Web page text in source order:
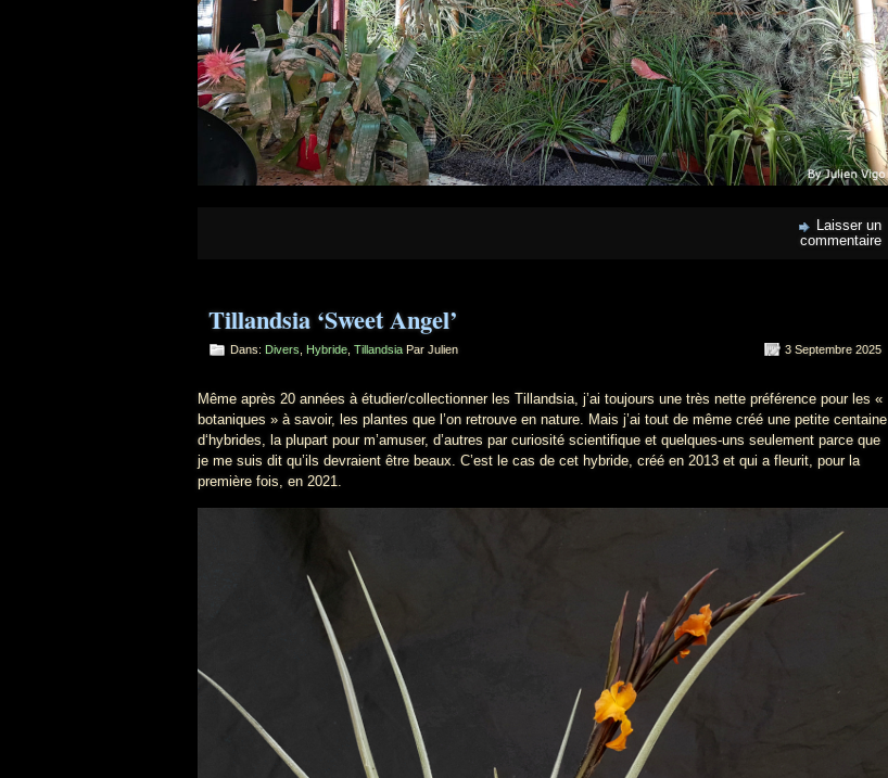
Laisser un
commentaire
Tillandsia ‘Sweet Angel’
Dans: Divers Hybride Tillandsia Par Julien 3 Septembre 2025
Même après 20 années à étudier/collectionner les Tillandsia, j’ai toujours une très nette préférence pour les «
botaniques » à savoir, les plantes que l’on retrouve en nature. Mais j’ai tout de même créé une petite centaine
d‘hybrides, la plupart pour m’amuser, d’autres par curiosité scientifique et quelques-uns seulement parce que
je me suis dit qu’ils devraient être beaux. C’est le cas de cet hybride, créé en 2013 et qui a fleurit, pour la
première fois, en 2021.